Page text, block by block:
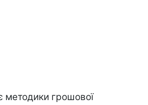
методики грошової